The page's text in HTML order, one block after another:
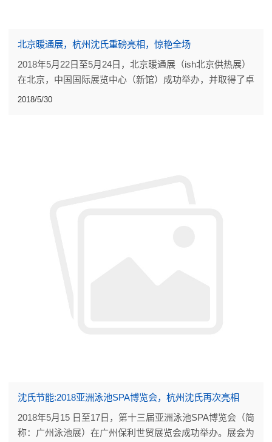
北京暖通展，杭州沈氏重磅亮相，惊艳全场
2018年5月22日至5月24日，北京暖通展（ish北京供热展）
在北京，中国国际展览中心（新馆）成功举办，并取得了卓
越的成就。
2018/5/30
沈氏节能:2018亚洲泳池SPA博览会，杭州沈氏再次亮相
2018年5月15 日至17日，第十三届亚洲泳池SPA博览会（简
称：广州泳池展）在广州保利世贸展览会成功举办。展会为